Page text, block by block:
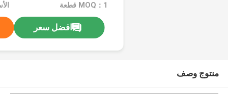
MOQ：1 قطعة
افضل سعر
منتوج وصف